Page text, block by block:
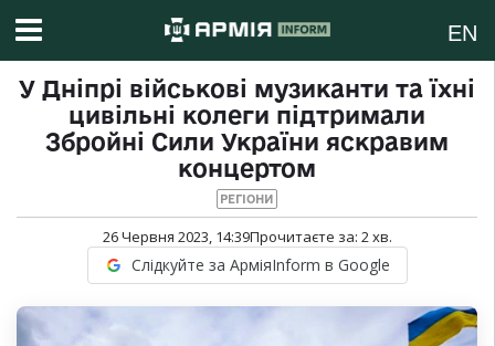
EN
У Дніпрі військові музиканти та їхні
цивільні колеги підтримали
Збройні Сили України яскравим
концертом
РЕГІОНИ
26 Червня 2023, 14:39Прочитаєте за: 2хв.
Слідкуйте за АрміяInform в Google